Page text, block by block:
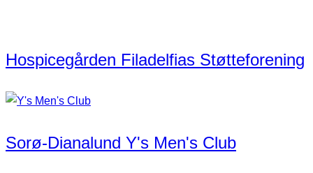
Hospicegården Filadelfias Støtteforening
Sorø-Dianalund Y's Men's Club